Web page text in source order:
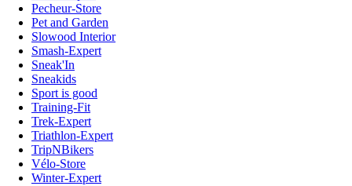
Pecheur-Store
Pet and Garden
Slowood Interior
Smash-Expert
Sneak'In
Sneakids
Sport is good
Training-Fit
Trek-Expert
Triathlon-Expert
TripNBikers
Vélo-Store
Winter-Expert